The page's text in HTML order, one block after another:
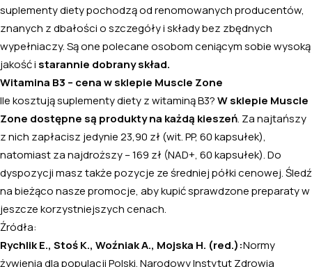
suplementy diety pochodzą od renomowanych producentów,
znanych z dbałości o szczegóły i składy bez zbędnych
wypełniaczy. Są one polecane osobom ceniącym sobie wysoką
jakość i starannie dobrany skład.
Witamina B3 – cena w sklepie Muscle Zone
Ile kosztują suplementy diety z witaminą B3? W sklepie Muscle
Zone dostępne są produkty na każdą kieszeń . Za najtańszy
z nich zapłacisz jedynie 23,90 zł (wit. PP, 60 kapsułek),
natomiast za najdroższy – 169 zł (NAD+, 60 kapsułek). Do
dyspozycji masz także pozycje ze średniej półki cenowej. Śledź
na bieżąco nasze promocje, aby kupić sprawdzone preparaty w
jeszcze korzystniejszych cenach.
Źródła:
Rychlik E., Stoś K., Woźniak A., Mojska H. (red.):Normy
żywienia dla populacji Polski. Narodowy Instytut Zdrowia